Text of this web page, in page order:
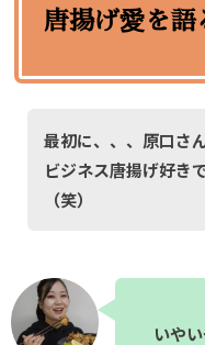
唐揚げ愛を語
最初に、、、原口さ
ビジネス唐揚げ好き
（笑）
いや